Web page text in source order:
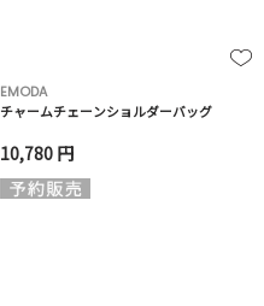
EMODA
チャームチェーンショルダーバッグ
10,780 円